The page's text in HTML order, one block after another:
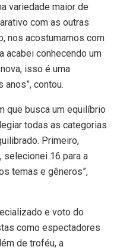
variedade maior de
com as outras
nos acostumamos com
acabei conhecendo um
isso é uma
contou.
que busca um equilíbrio
todas as categorias
Primeiro,
16 para a
temas e gêneros”,
e voto do
como espectadores
de troféu, a